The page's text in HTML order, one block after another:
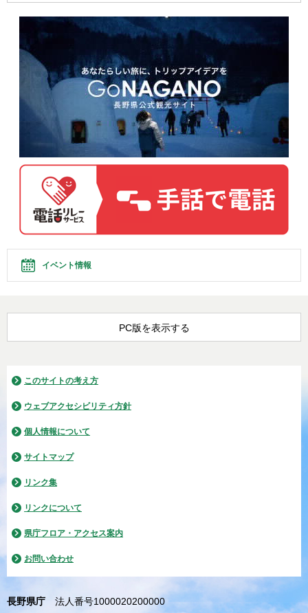
イベント情報
PC版を表示する
このサイトの考え方
ウェブアクセシビリティ方針
個人情報について
サイトマップ
リンク集
リンクについて
県庁フロア・アクセス案内
お問い合わせ
長野県庁 法人番号1000020200000